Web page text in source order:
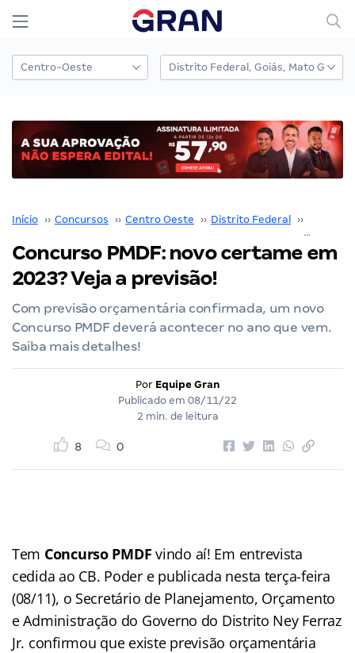
Início ›› Concursos ›› Centro Oeste ›› Distrito Federal ››
Concurso PMDF: novo certame em
2023? Veja a previsão!
Com previsão orçamentária confirmada, um novo
Concurso PMDF deverá acontecer no ano que vem.
Saiba mais detalhes!
Por Equipe Gran
Publicado em 08/11/22
2 min. de leitura
8 0
Tem Concurso PMDFvindo aí! Em entrevista
cedida ao CB. Poder e publicada nesta terça-feira
(08/11), o Secretário de Planejamento, Orçamento
e Administração do Governo do Distrito Ney Ferraz
Jr. confirmou que existe previsão orçamentária